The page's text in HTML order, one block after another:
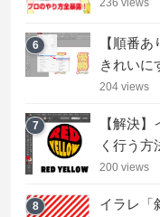
236 views
6
【順番
きれいに
204 views
7
【解決
く行う方
200 views
8
イラレ「